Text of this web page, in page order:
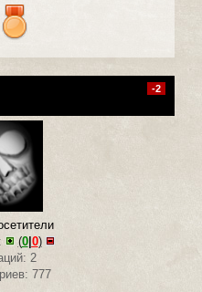
-2
(0| 0)
2
777